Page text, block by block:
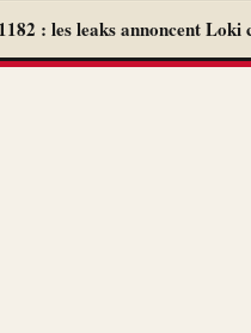
: les leaks annoncent